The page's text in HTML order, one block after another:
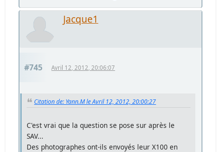
Jacque1
#745 Avril 12, 2012, 20:06:07
Citation de: Yann.M le Avril 12, 2012, 20:00:27
C'est vrai que la question se pose sur après le
SAV...
Des photographes ont-ils envoyés leur X100 en